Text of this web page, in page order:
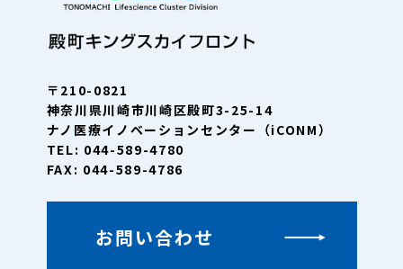
〒210-0821
神奈川県川崎市川崎区殿町3-25-14
ナノ医療イノベーションセンター（iCONM）
TEL: 044-589-4780
FAX: 044-589-4786
お問い合わせ